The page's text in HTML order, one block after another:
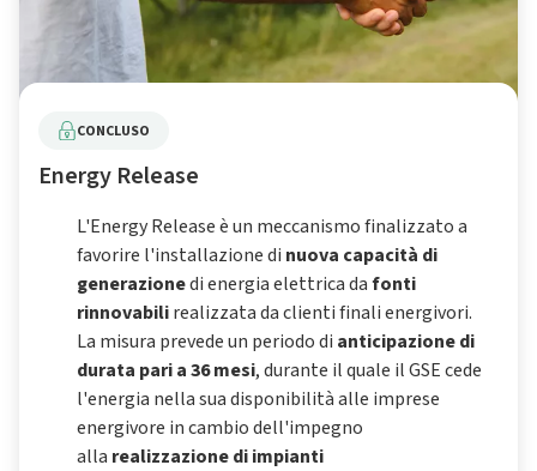
CONCLUSO
Energy Release
L'Energy Release è un meccanismo finalizzato a
favorire l'installazione di nuova capacità di
generazionedi energia elettrica dafonti
rinnovabilirealizzata da clienti finali energivori.
La misura prevede un periodo di anticipazione di
durata pari a 36 mesi, durante il quale il GSE cede
l'energia nella sua disponibilità alle imprese
energivore in cambio dell'impegno
alla realizzazione di impianti